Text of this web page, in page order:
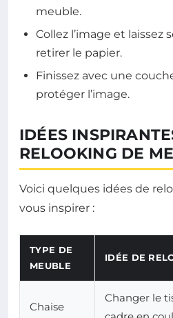
meuble.
Collez l’image et laissez
retirer le papier.
Finissez avec une
protéger l’image.
IDÉES
RELOOKING DE
Voici quelques idées de
vous inspirer :
TYPE DE
MEUBLE
IDÉE DE
Chaise
Changer le